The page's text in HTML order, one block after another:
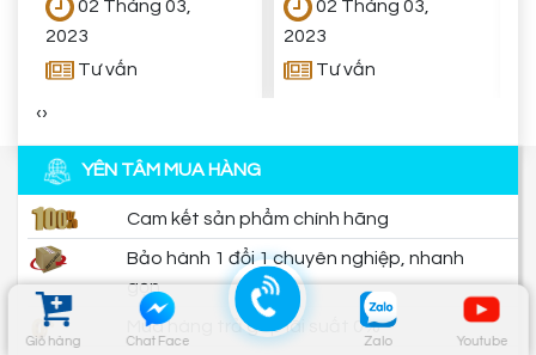
Giỏ hàng Chat Face Zalo Youtube
02 Tháng 03,
2023
Tư vấn
02 Tháng 03,
2023
Tư vấn
‹›
YÊN TÂM MUA HÀNG
Cam kết sản phẩm chính hãng
Bảo hành 1 đổi 1 chuyên nghiệp, nhanh
gọn
Mua hàng trả góp lãi suất 0%